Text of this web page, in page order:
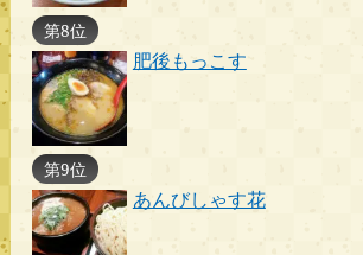
第8位
肥後もっこす
第9位
あんびしゃす花